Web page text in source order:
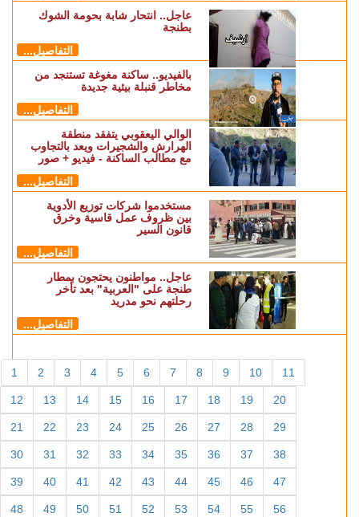
عاجل.. انتحار شابة بحومة الشوك
بطنجة
التفاصيل...
بالفيديو.. ساكنة مغوغة تستنجد من
مخاطر قنبلة بيئية جديدة
التفاصيل...
الوالي اليعقوبي يتفقد منطقة
الهرارش والشجيرات ويعد بالتجاوب
مع مطالب الساكنة - فيديو + صور
التفاصيل...
مستخدموا شركات توزيع الأدوية
بين ظروف عمل قاسية وخرق
قانون السير
التفاصيل...
عاجل.. مواطنون يحتجون بمطار
طنجة على "العربية" بعد تأخر
رحلتهم نحو مدريد
التفاصيل...
1 2 3 4 5 6 7 8 9 10 11
12 13 14 15 16 17 18 19 20
21 22 23 24 25 26 27 28 29
30 31 32 33 34 35 36 37 38
39 40 41 42 43 44 45 46 47
48 49 50 51 52 53 54 55 56